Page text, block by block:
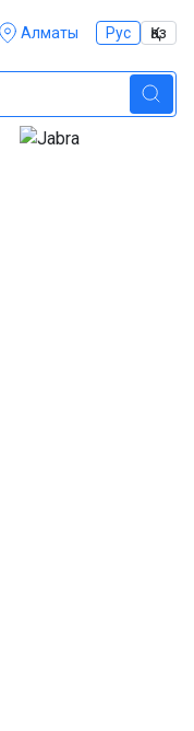
Алматы Рус Қаз